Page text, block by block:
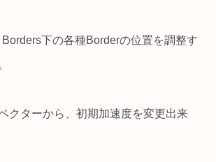
Borders下の各種Borderの位置を調整す
クターから、初期加速度を変更出来